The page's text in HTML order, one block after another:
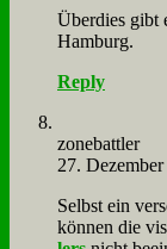
Über­dies gibt
Ham­burg.
Reply
zone­batt­ler
27. Dezember
Selbst ein
kön­nen die